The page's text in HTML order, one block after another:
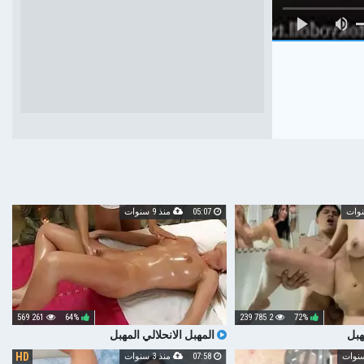
72%
2 785 239
المهبل الانحلالي المهبل
05:07 منذ 9 سنوات
07:58 منذ 3 سنوات HD